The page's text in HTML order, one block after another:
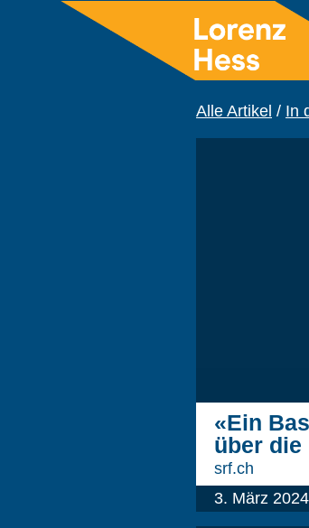
Alle Artikel / In
«Ein
über die
srf.ch
3. März 2024